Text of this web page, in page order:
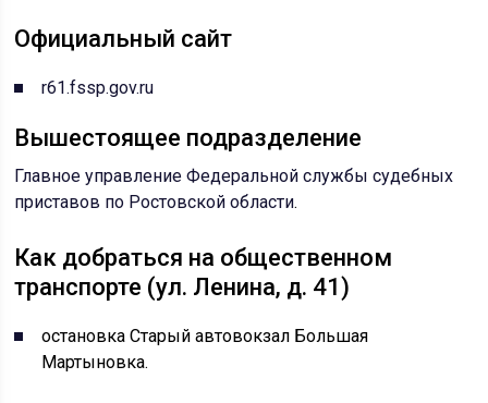
Официальный сайт
r61.fssp.gov.ru
Вышестоящее подразделение
Главное управление Федеральной службы судебных
приставов по Ростовской области.
Как добраться на общественном
транспорте (ул. Ленина, д. 41)
остановка Старый автовокзал Большая
Мартыновка.